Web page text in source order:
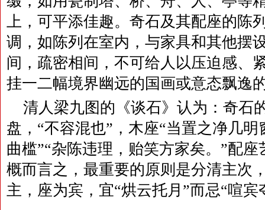
上，可平添佳趣。奇石及其配座的陈
调，如陈列在室内，与家具和其他摆
间，疏密相间，不可给人以压迫感、
挂一二幅境界幽远的国画或意态飘逸
清人梁九图的《谈石》认为：奇石
盘，“不容混也”，木座“当置之净几
曲槛”“杂陈违理，贻笑方家矣。”配
概而言之，最重要的原则是分清主次
主，座为宾，宜“烘云托月”而忌“喧宾